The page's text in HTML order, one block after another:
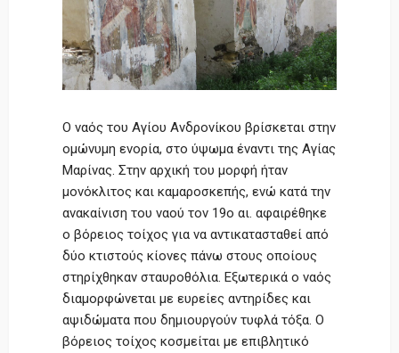
Ο ναός του Αγίου Ανδρονίκου βρίσκεται στην
ομώνυμη ενορία, στο ύψωμα έναντι της Αγίας
Μαρίνας. Στην αρχική του μορφή ήταν
μονόκλιτος και καμαροσκεπής, ενώ κατά την
ανακαίνιση του ναού τον 19ο αι. αφαιρέθηκε
ο βόρειος τοίχος για να αντικατασταθεί από
δύο κτιστούς κίονες πάνω στους οποίους
στηρίχθηκαν σταυροθόλια. Εξωτερικά ο ναός
διαμορφώνεται με ευρείες αντηρίδες και
αψιδώματα που δημιουργούν τυφλά τόξα. Ο
βόρειος τοίχος κοσμείται με επιβλητικό